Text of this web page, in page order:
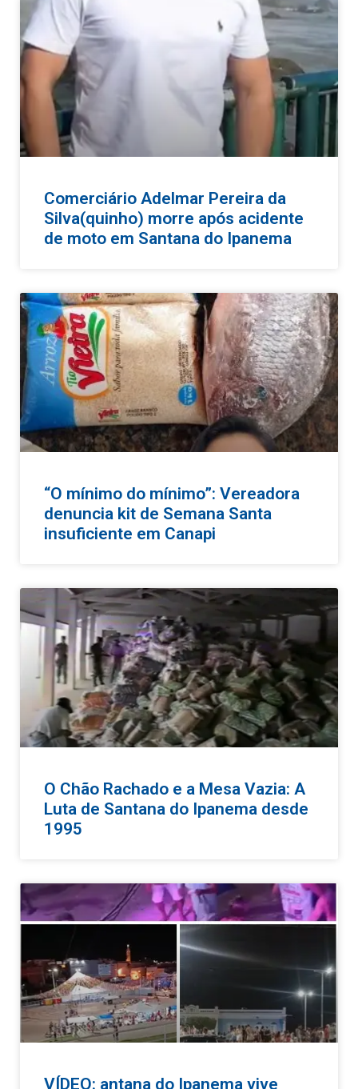
Comerciário Adelmar Pereira da
Silva(quinho) morre após acidente
de moto em Santana do Ipanema
“O mínimo do mínimo”: Vereadora
denuncia kit de Semana Santa
insuficiente em Canapi
O Chão Rachado e a Mesa Vazia: A
Luta de Santana do Ipanema desde
1995
VÍDEO: antana do Ipanema vive